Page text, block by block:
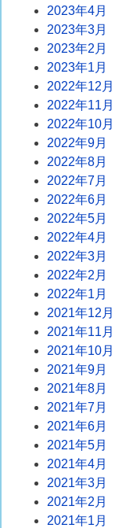
2023年4月
2023年3月
2023年2月
2023年1月
2022年12月
2022年11月
2022年10月
2022年9月
2022年8月
2022年7月
2022年6月
2022年5月
2022年4月
2022年3月
2022年2月
2022年1月
2021年12月
2021年11月
2021年10月
2021年9月
2021年8月
2021年7月
2021年6月
2021年5月
2021年4月
2021年3月
2021年2月
2021年1月